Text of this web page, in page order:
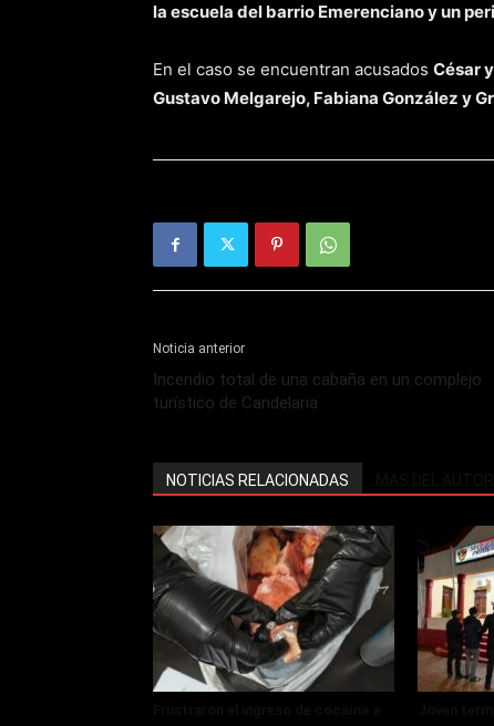
la escuela del barrio Emerenciano y un
En el caso se encuentran acusados César
Gustavo Melgarejo, Fabiana González y
Noticia anterior
Incendio total de una cabaña en un complejo
turístico de Candelaria
NOTICIAS RELACIONADAS